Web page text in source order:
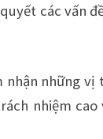
các vấn
những vị
nhiệm cao